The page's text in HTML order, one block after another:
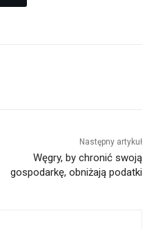
Następny artykuł
Węgry, by chronić swoją
gospodarkę, obniżają podatki